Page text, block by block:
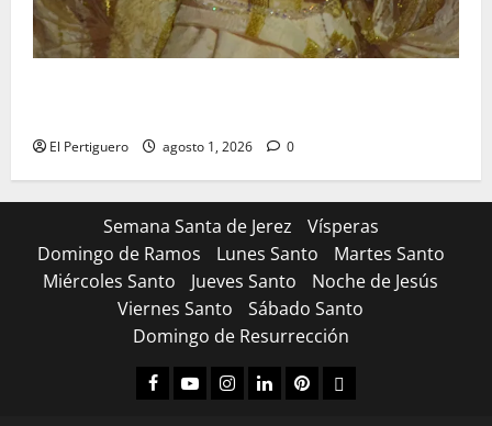
El Pertiguero agosto 1, 2026 0
Semana Santa de Jerez
Vísperas
Domingo de Ramos
Lunes Santo
Martes Santo
Miércoles Santo
Jueves Santo
Noche de Jesús
Viernes Santo
Sábado Santo
Domingo de Resurrección
Facebook
YoutubeInstagram
LinkedPinterestDribbble